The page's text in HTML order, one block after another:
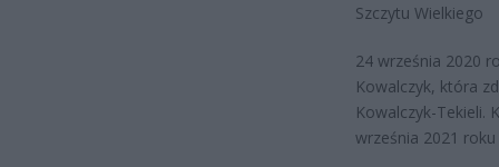
Szczytu Wielkiego
24 września 2020
Kowalczyk, która
Kowalczyk-Tekieli.
września 2021